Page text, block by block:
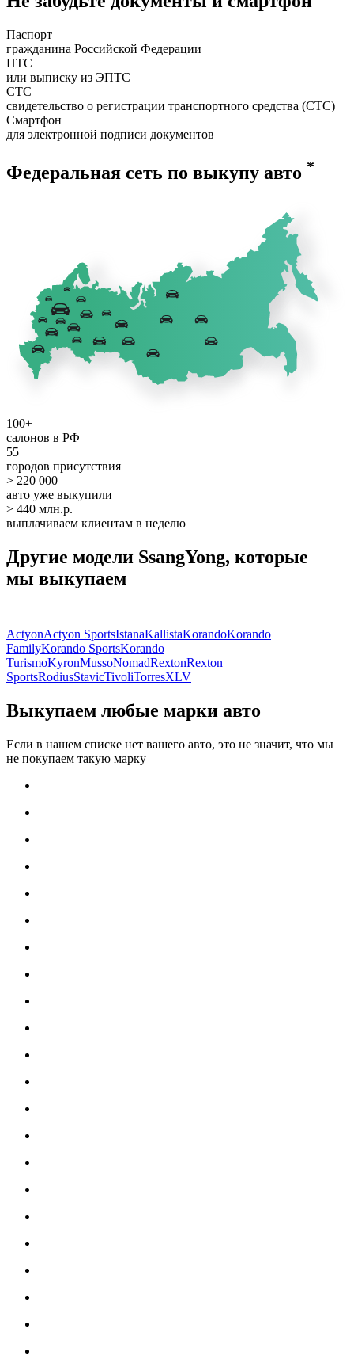
Паспорт
гражданина Российской Федерации
ПТС
или выписку из ЭПТС
СТС
свидетельство о регистрации транспортного средства (СТС)
Смартфон
для электронной подписи документов
Федеральная сеть по выкупу авто *
100+
салонов в РФ
55
городов присутствия
> 220 000
авто уже выкупили
> 440 млн.р.
выплачиваем клиентам в неделю
Другие модели SsangYong, которые
мы выкупаем
ActyonActyon SportsIstanaKallistaKorandoKorando
FamilyKorando SportsKorando
TurismoKyronMussoNomadRextonRexton
SportsRodiusStavicTivoliTorresXLV
Выкупаем любые марки авто
Если в нашем списке нет вашего авто, это не значит, что мы
не покупаем такую марку